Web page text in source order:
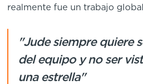
realmente fue un trabajo
"Jude siempre quiere
del equipo y no ser
una estrella"